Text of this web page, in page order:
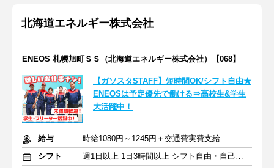
北海道エネルギー株式会社
ENEOS 札幌旭町ＳＳ（北海道エネルギー株式会社）【068】
【ガソスタSTAFF】短時間OK/シフト自由★
ENEOSは予定優先で働ける⇒高校生&学生
大活躍中！
給与
時給1080円～1245円＋交通費実費支給
シフト
週1日以上 1日3時間以上 シフト自由・自己申告